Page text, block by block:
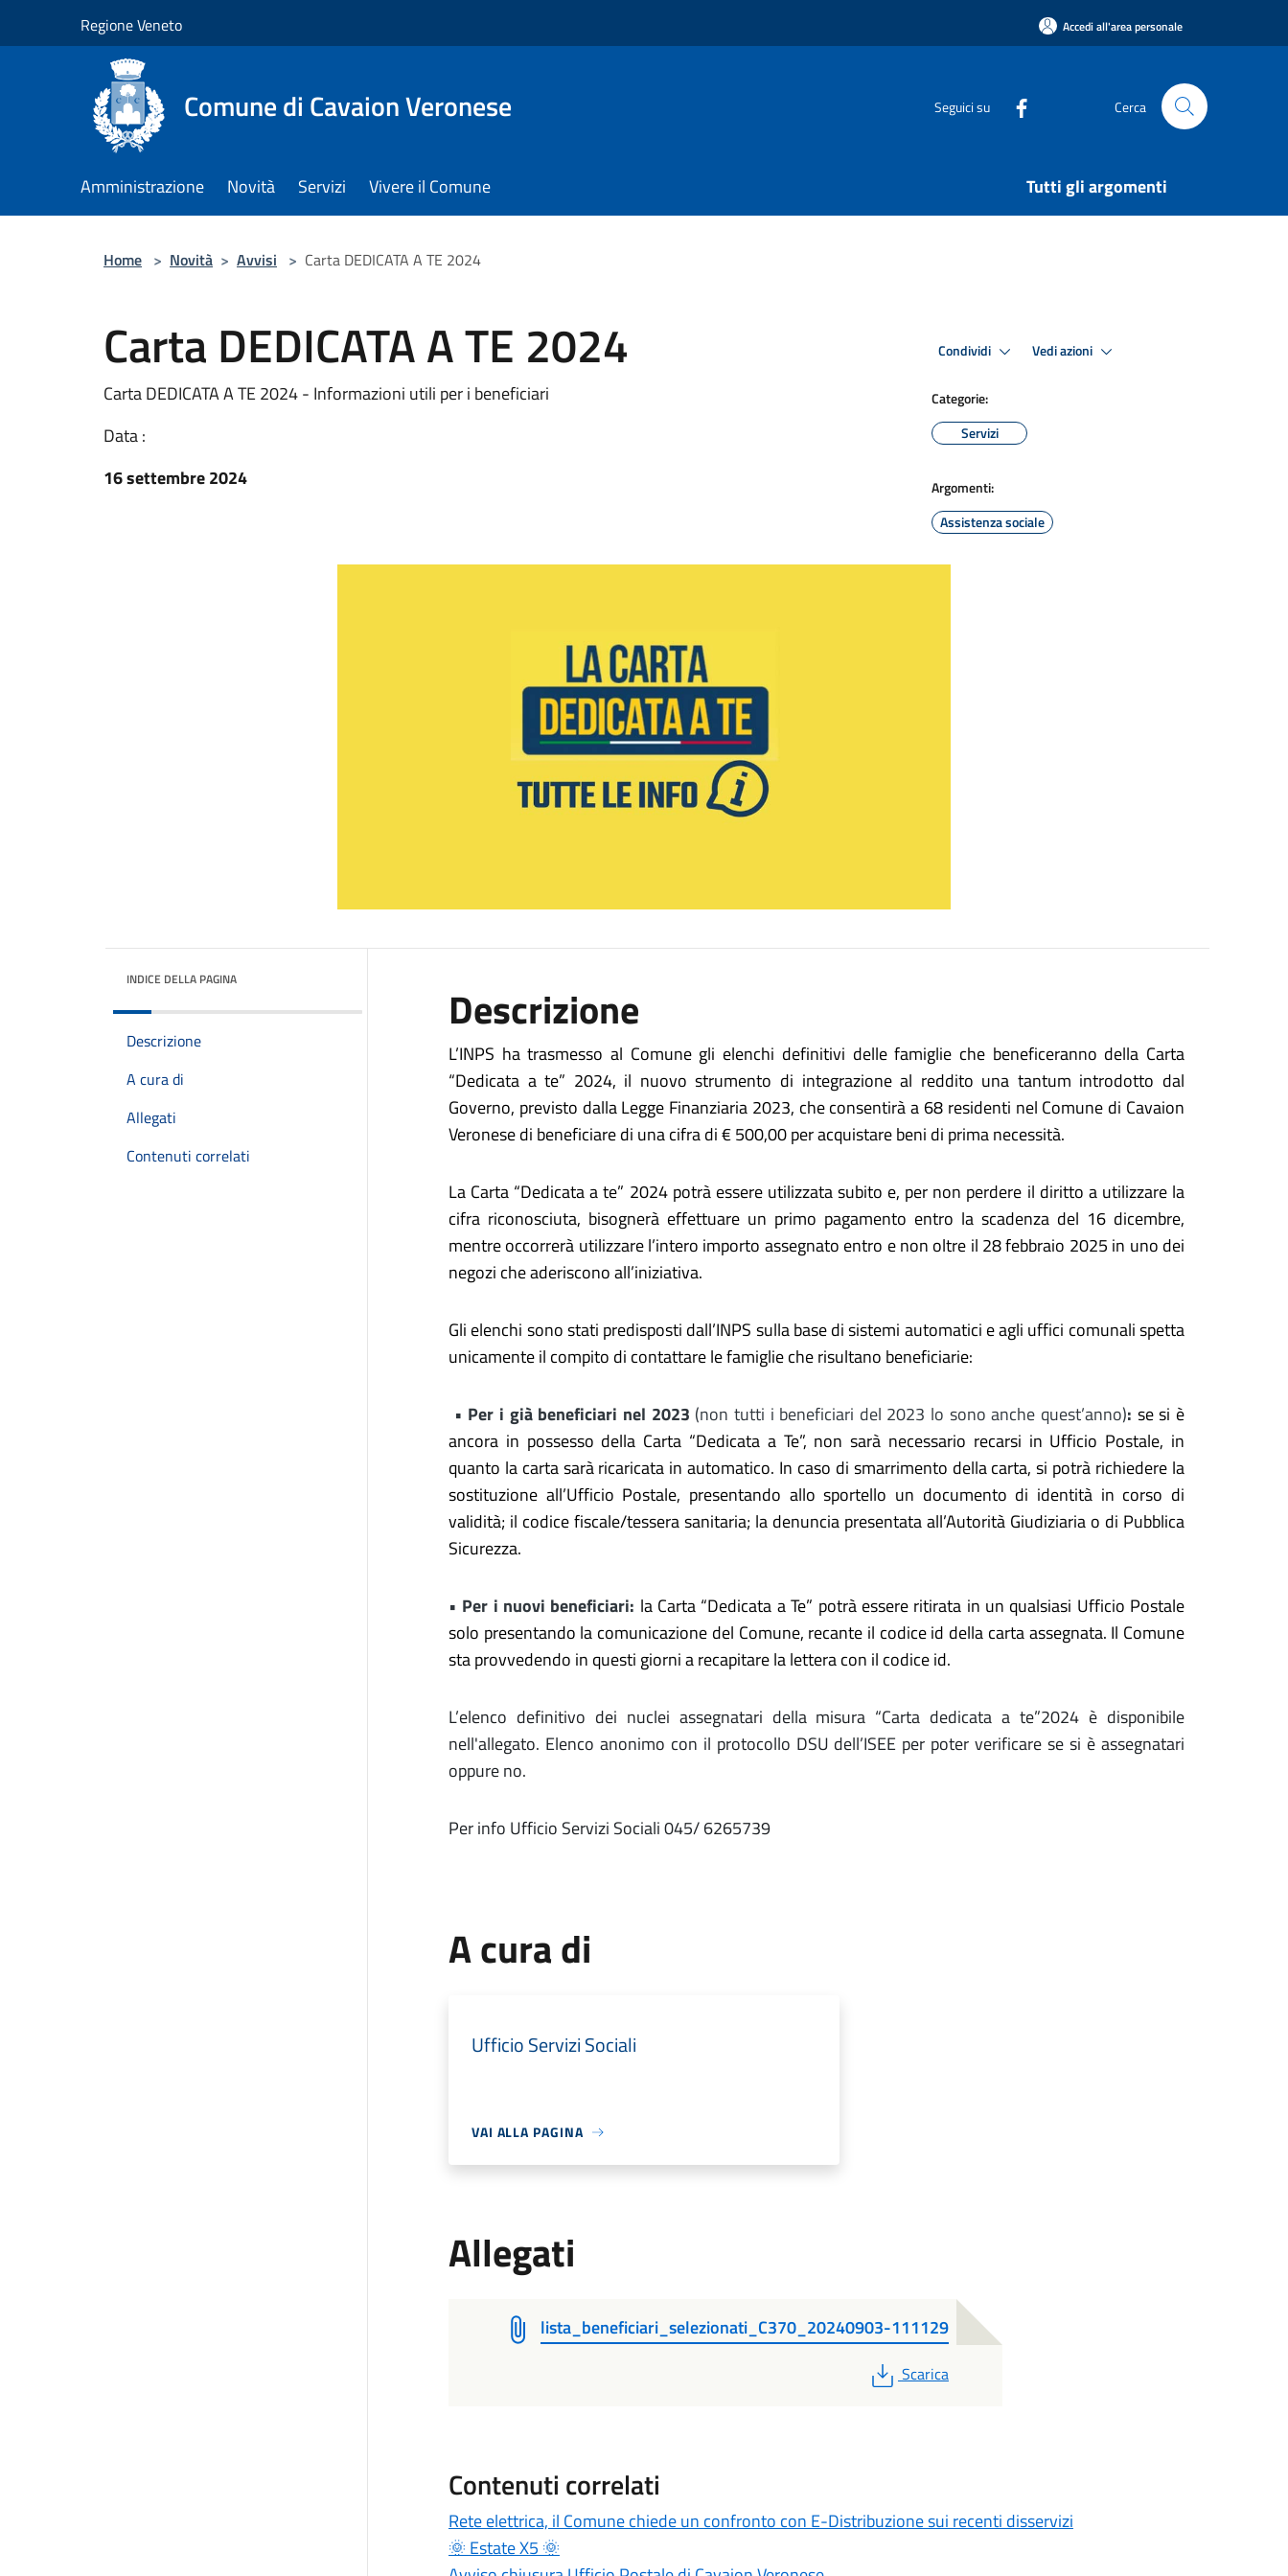
Regione Veneto Accedi all'area personale
Comune di Cavaion Veronese Seguici su Cerca
Amministrazione Novità Servizi Vivere il Comune Tutti gli argomenti
Home > Novità > Avvisi > Carta DEDICATA A TE 2024
Carta DEDICATA A TE 2024
Carta DEDICATA A TE 2024 - Informazioni utili per i beneficiari
Data :
16 settembre 2024
Condividi Vedi azioni
Categorie:
Servizi
Argomenti:
Assistenza sociale
INDICE DELLA PAGINA
Descrizione
A cura di
Allegati
Contenuti correlati
Descrizione
L’INPS ha trasmesso al Comune gli elenchi definitivi delle famiglie che beneficeranno della Carta
“Dedicata a te” 2024, il nuovo strumento di integrazione al reddito una tantum introdotto dal
Governo, previsto dalla Legge Finanziaria 2023, che consentirà a 68 residenti nel Comune di Cavaion
Veronese di beneficiare di una cifra di € 500,00 per acquistare beni di prima necessità.
La Carta “Dedicata a te” 2024 potrà essere utilizzata subito e, per non perdere il diritto a utilizzare la
cifra riconosciuta, bisognerà effettuare un primo pagamento entro la scadenza del 16 dicembre,
mentre occorrerà utilizzare l’intero importo assegnato entro e non oltre il 28 febbraio 2025 in uno dei
negozi che aderiscono all’iniziativa.
Gli elenchi sono stati predisposti dall’INPS sulla base di sistemi automatici e agli uffici comunali spetta
unicamente il compito di contattare le famiglie che risultano beneficiarie:
• Per i già beneficiari nel 2023 (non tutti i beneficiari del 2023 lo sono anche quest’anno): se si è
ancora in possesso della Carta “Dedicata a Te”, non sarà necessario recarsi in Ufficio Postale, in
quanto la carta sarà ricaricata in automatico. In caso di smarrimento della carta, si potrà richiedere la
sostituzione all’Ufficio Postale, presentando allo sportello un documento di identità in corso di
validità; il codice fiscale/tessera sanitaria; la denuncia presentata all’Autorità Giudiziaria o di Pubblica
Sicurezza.
• Per i nuovi beneficiari: la Carta “Dedicata a Te” potrà essere ritirata in un qualsiasi Ufficio Postale
solo presentando la comunicazione del Comune, recante il codice id della carta assegnata. Il Comune
sta provvedendo in questi giorni a recapitare la lettera con il codice id.
L’elenco definitivo dei nuclei assegnatari della misura “Carta dedicata a te”2024 è disponibile
nell'allegato. Elenco anonimo con il protocollo DSU dell’ISEE per poter verificare se si è assegnatari
oppure no.
Per info Ufficio Servizi Sociali 045/ 6265739
A cura di
Ufficio Servizi Sociali
VAI ALLA PAGINA
Allegati
lista_beneficiari_selezionati_C370_20240903-111129
PDF
Scarica
Contenuti correlati
Rete elettrica, il Comune chiede un confronto con E-Distribuzione sui recenti disservizi
🌞 Estate X5 🌞